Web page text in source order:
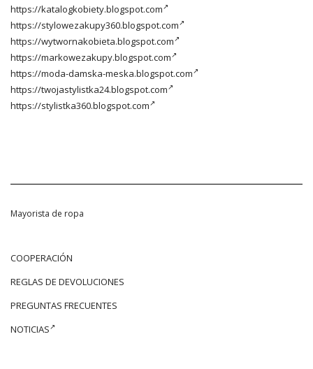
https://katalogkobiety.blogspot.com
https://stylowezakupy360.blogspot.com
https://wytwornakobieta.blogspot.com
https://markowezakupy.blogspot.com
https://moda-damska-meska.blogspot.com
https://twojastylistka24.blogspot.com
https://stylistka360.blogspot.com
Mayorista de ropa
COOPERACIÓN
REGLAS DE DEVOLUCIONES
PREGUNTAS FRECUENTES
NOTICIAS